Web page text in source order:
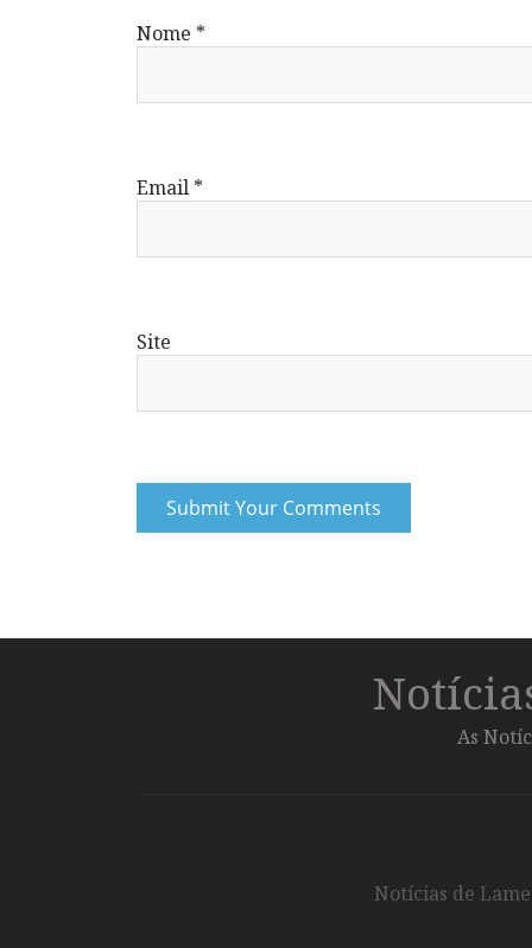
Nome *
Email *
Site
As
Notícias de